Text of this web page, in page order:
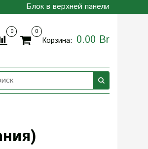
Блок в верхней панели
0 0
Корзина: 0.00 Br